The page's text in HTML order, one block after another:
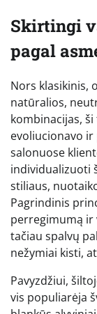
Skirtingi
pagal
Nors klasikinis,
natūralios,
kombinacijas,
evoliucionavo
salonuose
individualizuoti
stiliaus,
Pagrindinis
perregimumą ir
tačiau spalvų
nežymiai kisti,
Pavyzdžiui,
vis populiarėja